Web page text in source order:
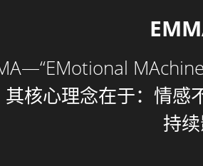
其核心理念在于：情感
持